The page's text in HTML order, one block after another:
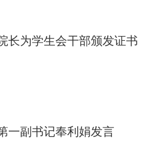
长为学生会干部颁发证书
一副书记奉利娟发言